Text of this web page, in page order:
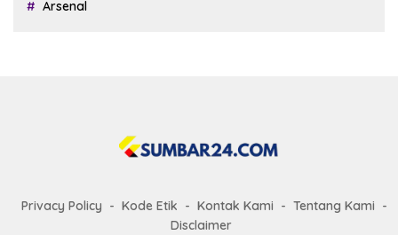
Arsenal
Privacy Policy Kode Etik Kontak Kami
Tentang Kami
Disclaimer